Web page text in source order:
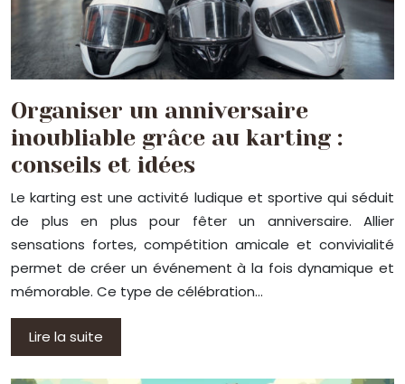
Organiser un anniversaire
inoubliable grâce au karting :
conseils et idées
Le karting est une activité ludique et sportive qui séduit
de plus en plus pour fêter un anniversaire. Allier
sensations fortes, compétition amicale et convivialité
permet de créer un événement à la fois dynamique et
mémorable. Ce type de célébration…
Lire la suite